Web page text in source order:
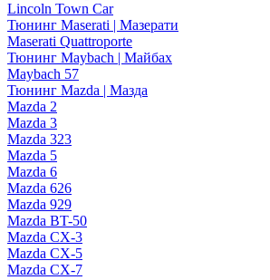
Lincoln Town Car
Тюнинг Maserati | Мазерати
Maserati Quattroporte
Тюнинг Maybach | Майбах
Maybach 57
Тюнинг Mazda | Мазда
Mazda 2
Mazda 3
Mazda 323
Mazda 5
Mazda 6
Mazda 626
Mazda 929
Mazda BT-50
Mazda CX-3
Mazda CX-5
Mazda CX-7